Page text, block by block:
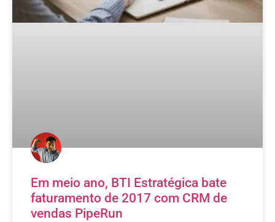
Em meio ano, BTI Estratégica bate
faturamento de 2017 com CRM de
vendas PipeRun